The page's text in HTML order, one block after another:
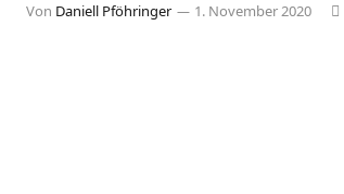
Von Daniell Pföhringer 1. November 2020